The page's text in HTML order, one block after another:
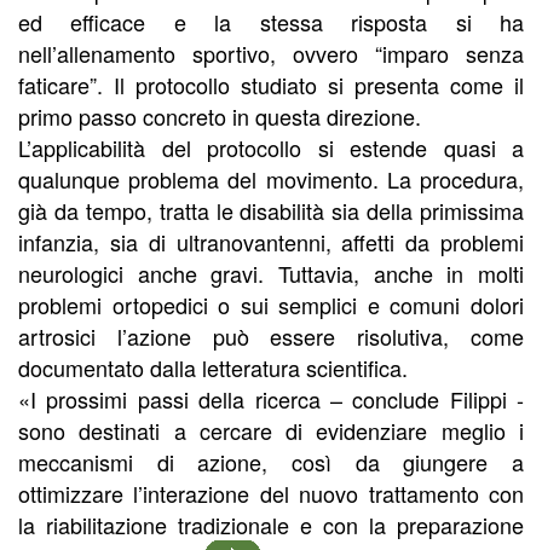
ed efficace e la stessa risposta si ha
nell’allenamento sportivo, ovvero “imparo senza
faticare”. Il protocollo studiato si presenta come il
primo passo concreto in questa direzione.
L’applicabilità del protocollo si estende quasi a
qualunque problema del movimento. La procedura,
già da tempo, tratta le disabilità sia della primissima
infanzia, sia di ultranovantenni, affetti da problemi
neurologici anche gravi. Tuttavia, anche in molti
problemi ortopedici o sui semplici e comuni dolori
artrosici l’azione può essere risolutiva, come
documentato dalla letteratura scientifica.
«I prossimi passi della ricerca – conclude Filippi -
sono destinati a cercare di evidenziare meglio i
meccanismi di azione, così da giungere a
ottimizzare l’interazione del nuovo trattamento con
la riabilitazione tradizionale e con la preparazione